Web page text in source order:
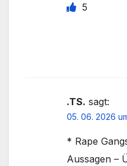
5
.TS. sagt:
05. 06. 2026
* Rape
Aussagen –